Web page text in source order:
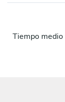
Tiempo